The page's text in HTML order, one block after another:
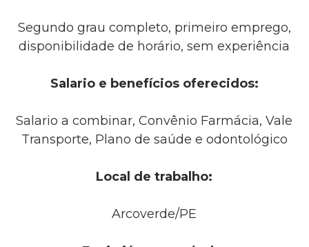
Segundo grau completo, primeiro emprego,
disponibilidade de horário, sem experiência
Salario e benefícios oferecidos:
Salario a combinar, Convênio Farmácia, Vale
Transporte, Plano de saúde e odontológico
Local de trabalho:
Arcoverde/PE